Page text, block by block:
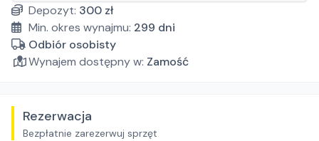
Depozyt: 300 zł
Min. okres wynajmu: 299 dni
Odbiór osobisty
Wynajem dostępny w: Zamość
Rezerwacja
Bezpłatnie zarezerwuj sprzęt